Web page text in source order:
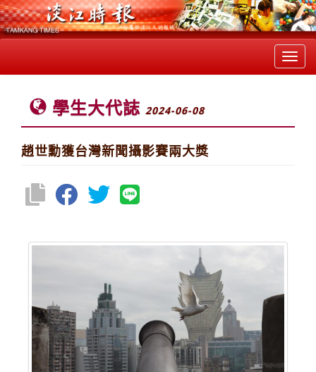
學生大代誌 2024-06-08
趙世勳獲台灣新聞攝影賽兩大獎